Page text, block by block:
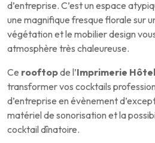
d’entreprise. C’est un espace
une magnifique fresque florale sur
végétation et le mobilier design
atmosphère très chaleureuse.
Ce rooftopde l’Imprimerie Hôtel
transformer vos cocktails
d’entreprise en évènement
matériel de sonorisation et la
cocktail dînatoire.